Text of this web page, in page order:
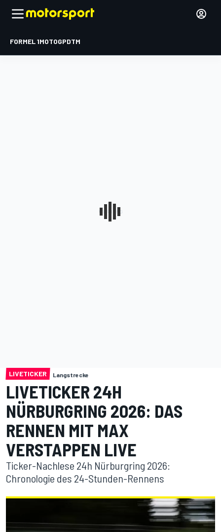
FORMEL 1MOTOGPDTM
LIVETICKER Langstrecke
LIVETICKER 24H
NÜRBURGRING 2026: DAS
RENNEN MIT MAX
VERSTAPPEN LIVE
Ticker-Nachlese 24h Nürburgring 2026:
Chronologie des 24-Stunden-Rennens